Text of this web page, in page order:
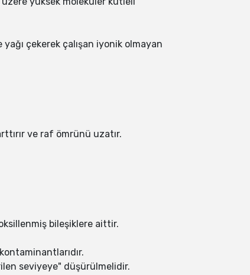
çekerek çalışan iyonik olmayan
ve raf ömrünü uzatır.
bileşiklere aittir.
seviyeye" düşürülmelidir.